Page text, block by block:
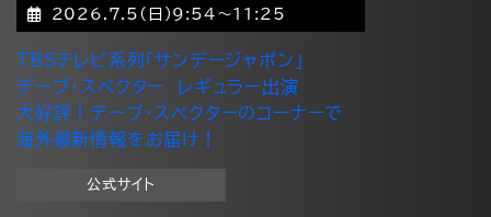
2026.7.5(日)9:54～11:25
TBSテレビ系列「サンデージャポン」
デーブ・スペクター レギュラー出演
大好評！デーブ・スペクターのコーナーで
海外最新情報をお届け！
公式サイト